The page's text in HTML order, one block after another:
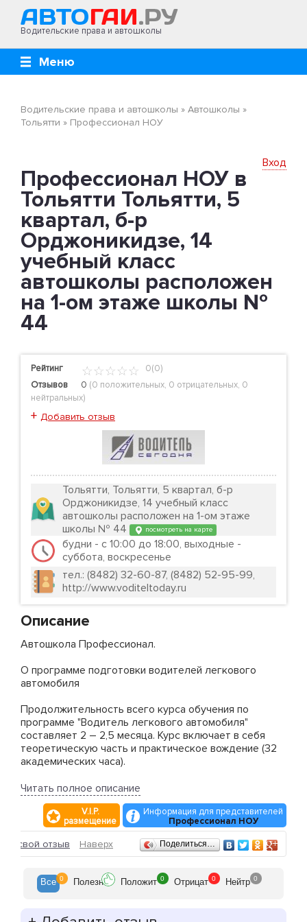
Водительские права и автошколы
Меню
Водительские права и автошколы » Автошколы »
Тольятти » Профессионал НОУ
Вход
Профессионал НОУ в
Тольятти Тольятти, 5
квартал, б-р
Орджоникидзе, 14
учебный класс
автошколы расположен
на 1-ом этаже школы №
44
Рейтинг
0(0)
Отзывов
0 (0 положительных, 0 отрицательных, 0
нейтральных)
+ Добавить отзыв
Тольятти, Тольятти, 5 квартал, б-р
Орджоникидзе, 14 учебный класс
автошколы расположен на 1-ом этаже
школы № 44
посмотреть на карте
будни - с 10:00 до 18:00, выходные -
суббота, воскресенье
тел.: (8482) 32-60-87, (8482) 52-95-99,
http://www.voditeltoday.ru
Описание
Автошкола Профессионал.
О программе подготовки водителей легкового
автомобиля
Продолжительность всего курса обучения по
программе "Водитель легкового автомобиля"
составляет 2 – 2,5 месяца. Курс включает в себя
теоретическую часть и практическое вождение (32
академических часа).
Курс обучения в автошколе, как и положено,
заканчивается итоговой аттестацией. В случае
положительного результата на внутреннем экзамене
Вам выдаются свидетельство об окончании
автошколы и водительская карточка. Кроме того, мы
комплектуем для ГАИ остальные необходимые
отправляетесь на экзамен в МРЭО ГИБДД.
тольяттинской прописки. Однако сдавать экзамен на
Читать полное описание
V.I.P.
размещение
Информация для представителей
Профессионал НОУ
Отзывы
свой отзыв Наверх Поделиться…
Все 0 Полезн Положит 0 Отрицат 0 Нейтр 0